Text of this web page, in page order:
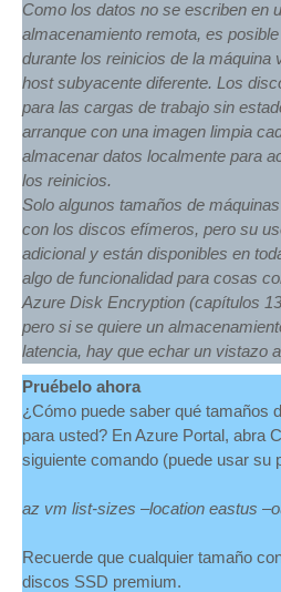
Como los datos no se escriben en
almacenamiento remota, es
durante los reinicios de la máquina
host subyacente diferente. Los
para las cargas de trabajo sin
arranque con una imagen limpia
almacenar datos localmente para
los reinicios.
Solo algunos tamaños de
con los discos efímeros, pero su
adicional y están disponibles en
algo de funcionalidad para cosas
Azure Disk Encryption (capítulos
pero si se quiere un
latencia, hay que echar un vistazo
Pruébelo ahora
¿Cómo puede saber qué tamaños
para usted? En Azure Portal, abra
siguiente comando (puede usar su
az vm list-sizes –location eastus
Recuerde que cualquier tamaño
discos SSD premium.